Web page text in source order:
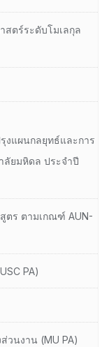
สตร์ระดับโมเลกุล
งแผนกลยุทธ์และการ
ลัยมหิดล ประจำปี
ตร ตามเกณฑ์ AUN-
PA)
วนงาน (MU PA)